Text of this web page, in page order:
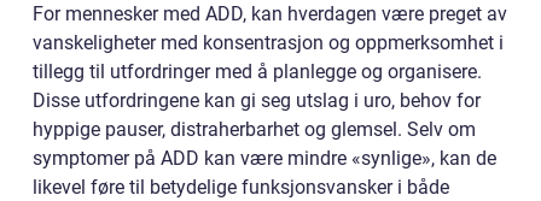
For mennesker med ADD, kan hverdagen være preget av
vanskeligheter med konsentrasjon og oppmerksomhet i
tillegg til utfordringer med å planlegge og organisere.
Disse utfordringene kan gi seg utslag i uro, behov for
hyppige pauser, distraherbarhet og glemsel. Selv om
symptomer på ADD kan være mindre «synlige», kan de
likevel føre til betydelige funksjonsvansker i både